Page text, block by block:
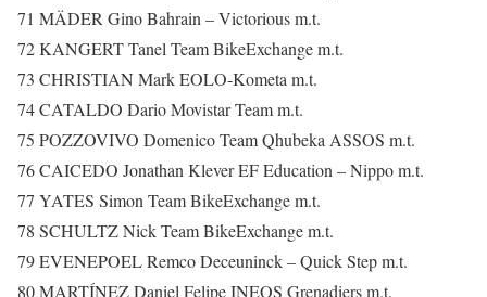
71 MÄDER Gino Bahrain – Victorious m.t.
72 KANGERT Tanel Team BikeExchange m.t.
73 CHRISTIAN Mark EOLO-Kometa m.t.
74 CATALDO Dario Movistar Team m.t.
75 POZZOVIVO Domenico Team Qhubeka ASSOS m.t.
76 CAICEDO Jonathan Klever EF Education – Nippo m.t.
77 YATES Simon Team BikeExchange m.t.
78 SCHULTZ Nick Team BikeExchange m.t.
79 EVENEPOEL Remco Deceuninck – Quick Step m.t.
80 MARTÍNEZ Daniel Felipe INEOS Grenadiers m.t.